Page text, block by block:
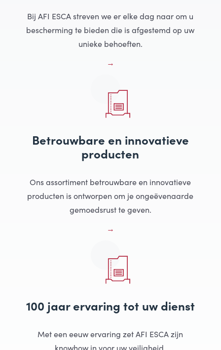
Bij AFI ESCA streven we er elke dag naar om u
bescherming te bieden die is afgestemd op uw
unieke behoeften.
Betrouwbare en innovatieve
producten
Ons assortiment betrouwbare en innovatieve
producten is ontworpen om je ongeëvenaarde
gemoedsrust te geven.
100 jaar ervaring tot uw dienst
Met een eeuw ervaring zet AFI ESCA zijn